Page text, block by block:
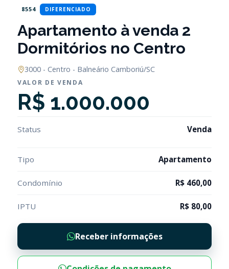
8554 DIFERENCIADO
Apartamento à venda 2
Dormitórios no Centro
3000 - Centro - Balneário Camboriú/SC
VALOR DE VENDA
R$ 1.000.000
Status Venda
Tipo Apartamento
Condomínio R$ 460,00
IPTU R$ 80,00
Receber informações